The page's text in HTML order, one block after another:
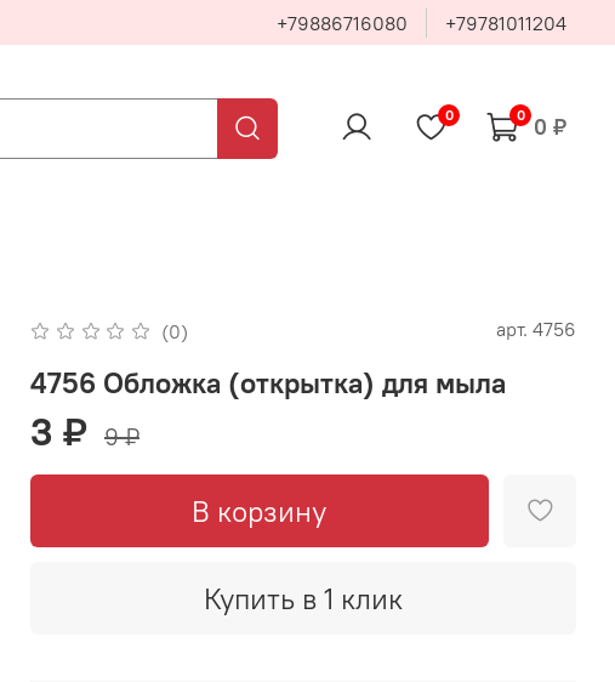
+79886716080 +79781011204
0 0 0 ₽
(0) арт. 4756
4756 Обложка (открытка) для мыла
3 ₽ 9 ₽
В корзину
Купить в 1 клик